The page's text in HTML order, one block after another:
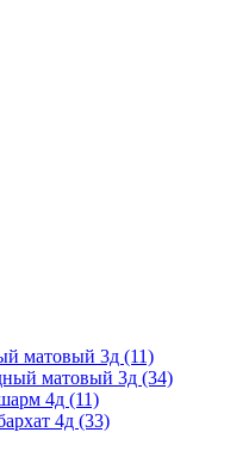
матовый 3д (11)
матовый 3д (34)
4д (11)
4д (33)